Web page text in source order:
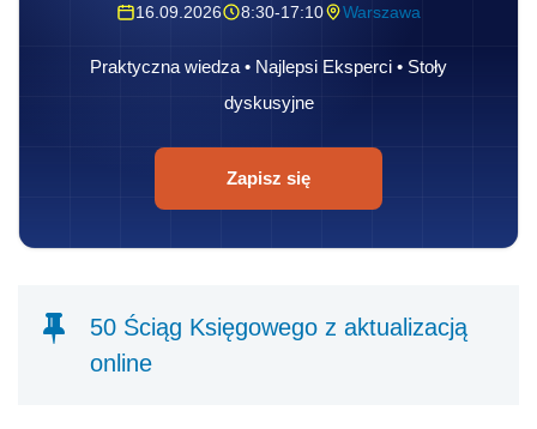
16.09.2026 8:30-17:10 Warszawa
Praktyczna wiedza • Najlepsi Eksperci • Stoły
dyskusyjne
Zapisz się
50 Ściąg Księgowego z aktualizacją
online